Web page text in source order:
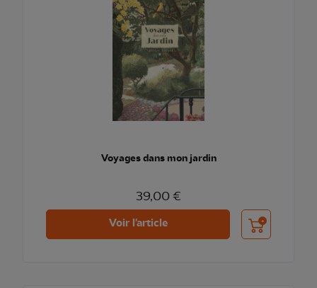
Voyages dans mon jardin
39,00 €
Voir l'article Ajouter au